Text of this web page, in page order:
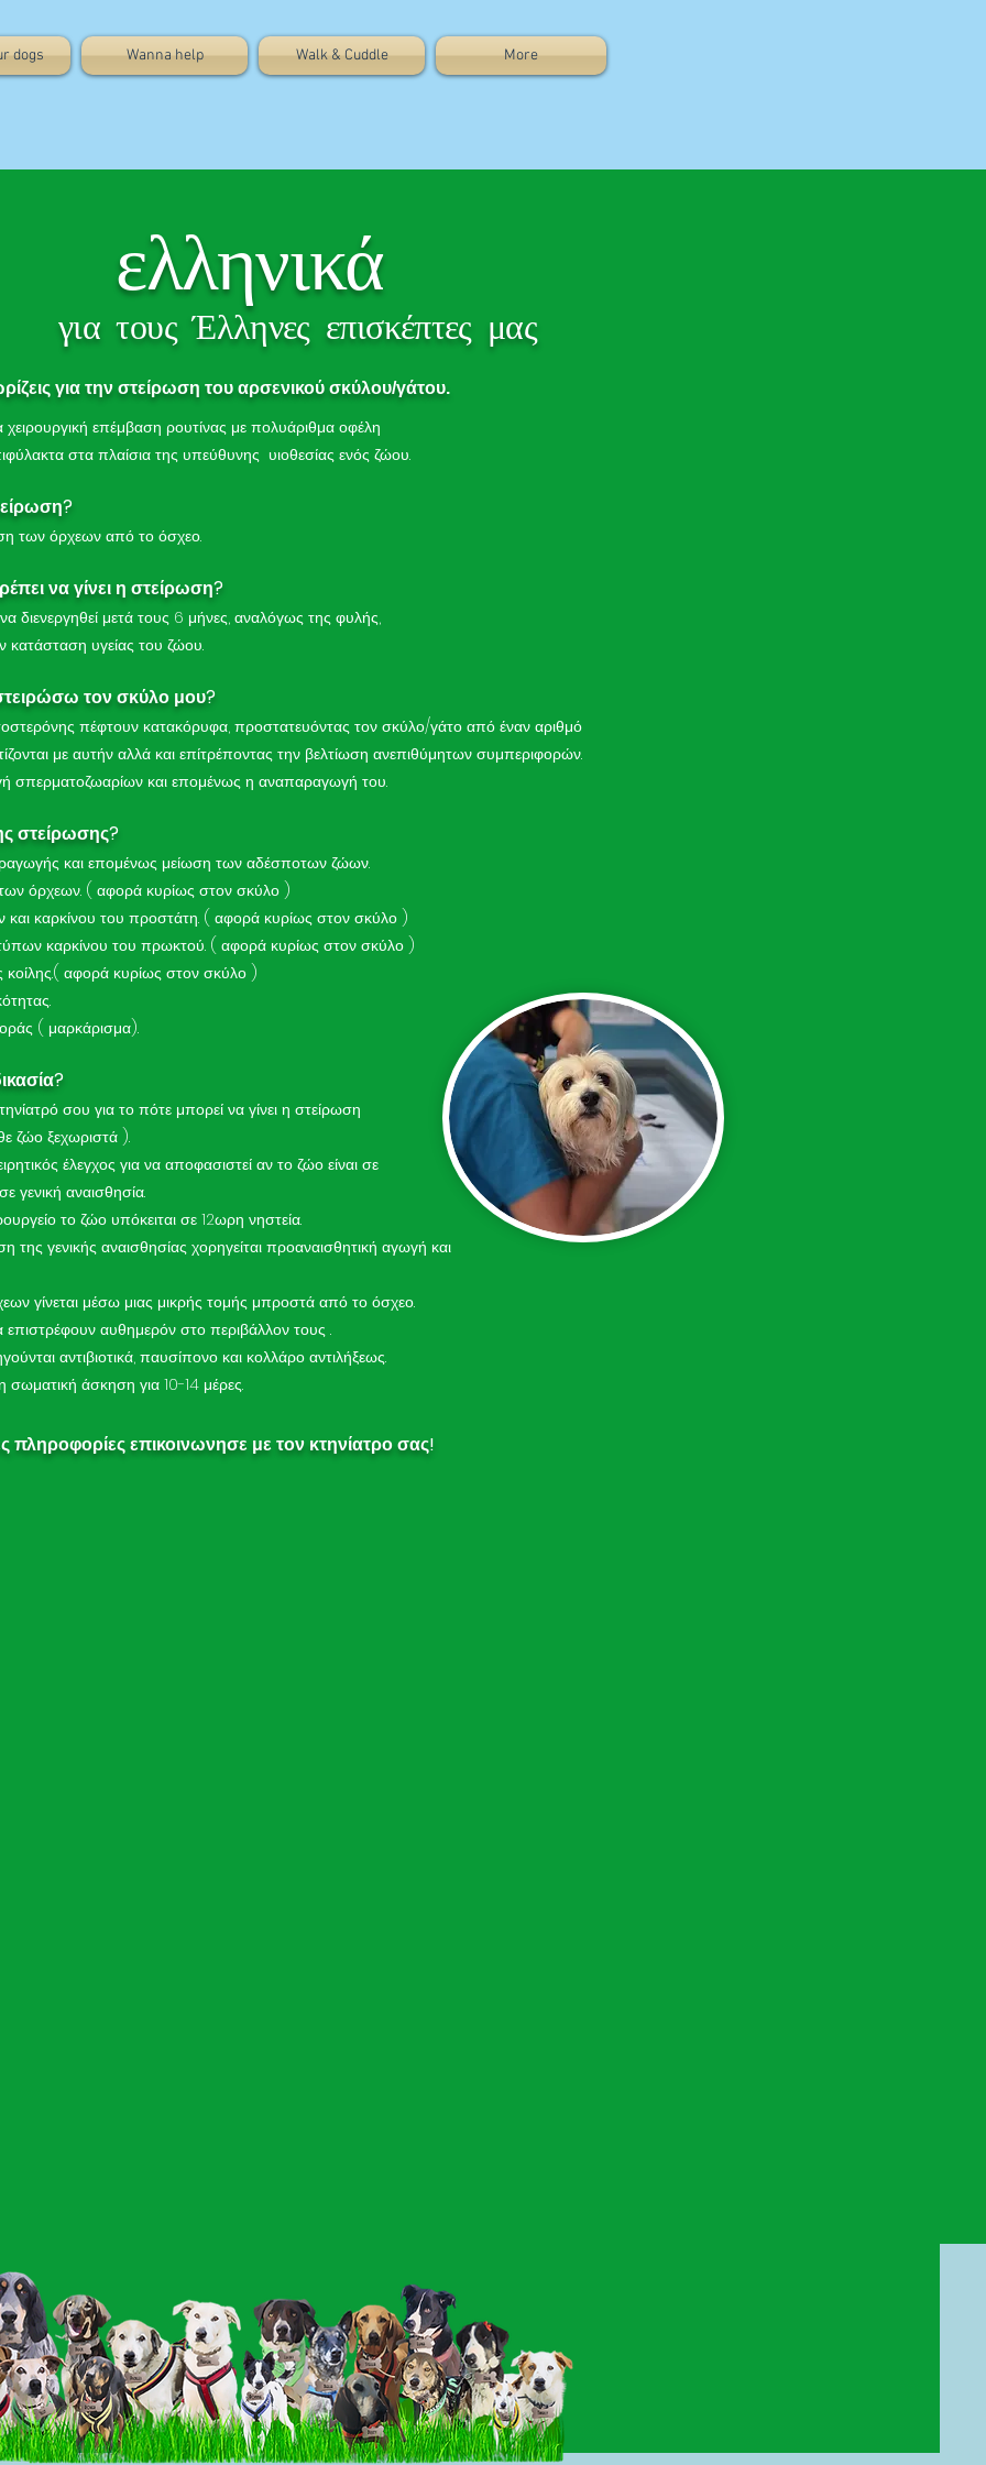
dogs Wanna help Walk & Cuddle More
ελληνικά
για τους Έλληνες επισκέπτες μας
για την στείρωση του αρσενικού σκύλου/γάτου.
χειρουργική επέμβαση ρουτίνας με πολυάριθμα οφέλη
στα πλαίσια της υπεύθυνης υιοθεσίας ενός ζώου.
των όρχεων από το όσχεο.
να γίνει η στείρωση?
διενεργηθεί μετά τους 6 μήνες, αναλόγως της φυλής,
κατάσταση υγείας του ζώου.
τον σκύλο μου?
πέφτουν κατακόρυφα, προστατευόντας τον σκύλο/γάτο από έναν αριθμό
με αυτήν αλλά και επίτρέποντας την βελτίωση ανεπιθύμητων συμπεριφορών.
σπερματοζωαρίων και επομένως η αναπαραγωγή του.
στείρωσης?
και επομένως μείωση των αδέσποτων ζώων.
όρχεων. ( αφορά κυρίως στον σκύλο )
καρκίνου του προστάτη. ( αφορά κυρίως στον σκύλο )
καρκίνου του πρωκτού. ( αφορά κυρίως στον σκύλο )
κοίλης.( αφορά κυρίως στον σκύλο )
( μαρκάρισμα).
σου για το πότε μπορεί να γίνει η στείρωση
ζώο ξεχωριστά ).
έλεγχος για να αποφασιστεί αν το ζώο είναι σε
γενική αναισθησία.
το ζώο υπόκειται σε 12ωρη νηστεία.
της γενικής αναισθησίας χορηγείται προαναισθητική αγωγή και
γίνεται μέσω μιας μικρής τομής μπροστά από το όσχεο.
αυθημερόν στο περιβάλλον τους .
αντιβιοτικά, παυσίπονο και κολλάρο αντιλήξεως.
σωματική άσκηση για 10-14 μέρες.
πληροφορίες επικοινωνησε με τον κτηνίατρο σας!